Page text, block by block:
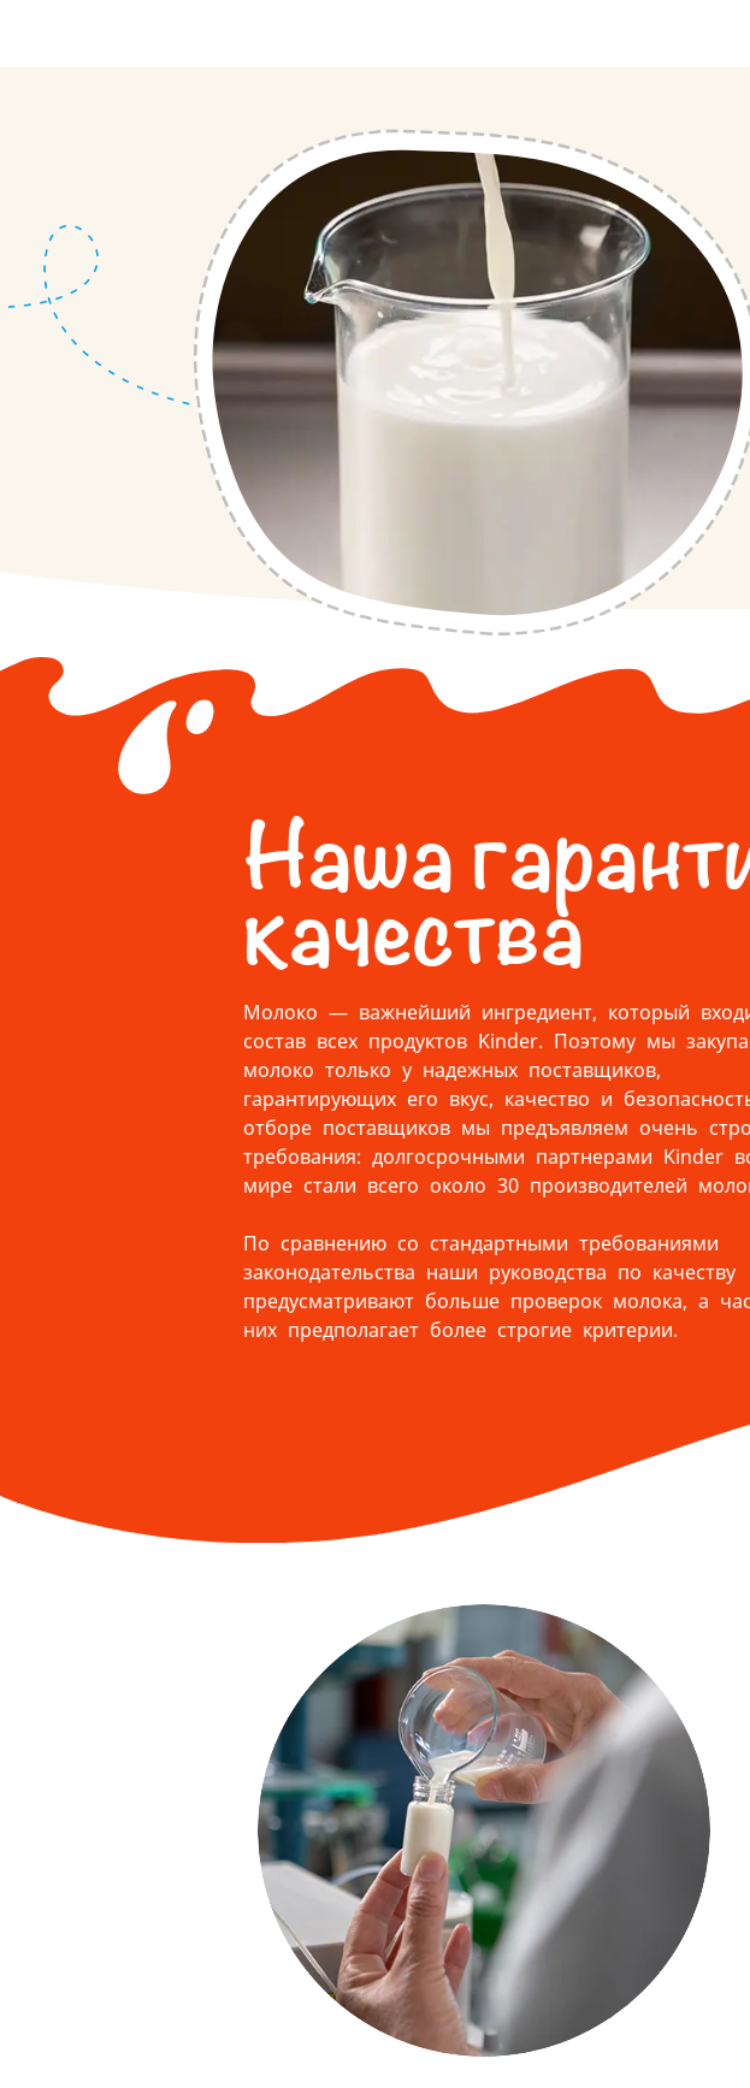
Наша
качества
Молоко — важнейший ингредиент, который
состав всех продуктов Kinder. Поэтому мы
молоко только у надежных поставщиков,
гарантирующих его вкус, качество и
отборе поставщиков мы предъявляем очень
требования: долгосрочными партнерами Kinder
мире стали всего около 30 производителей
По сравнению со стандартными требованиями
законодательства наши руководства по качеству
предусматривают больше проверок молока, а
них предполагает более строгие критерии.